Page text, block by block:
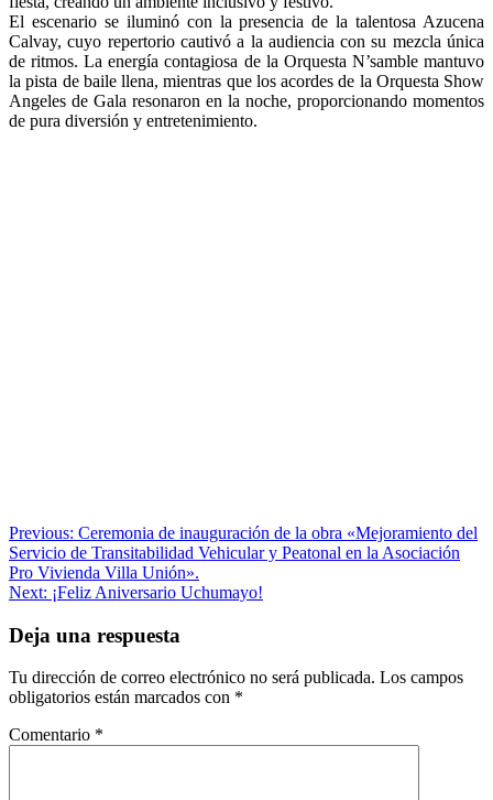
El escenario se iluminó con la presencia de la talentosa Azucena
Calvay, cuyo repertorio cautivó a la audiencia con su mezcla única
de ritmos. La energía contagiosa de la Orquesta N’samble mantuvo
la pista de baile llena, mientras que los acordes de la Orquesta Show
Angeles de Gala resonaron en la noche, proporcionando momentos
de pura diversión y entretenimiento.
Navegación
de
entradas
Previous: Ceremonia de inauguración de la obra «Mejoramiento del
Servicio de Transitabilidad Vehicular y Peatonal en la Asociación
Pro Vivienda Villa Unión».
Next: ¡Feliz Aniversario Uchumayo!
Deja una respuesta
Tu dirección de correo electrónico no será publicada. Los campos
obligatorios están marcados con *
Comentario *